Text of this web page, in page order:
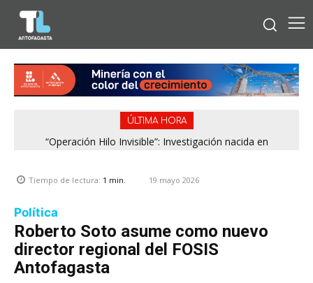
ÚLTIMA HORA
“Operación Hilo Invisible”: Investigación nacida en
Tiempo de lectura: 1 min. 19 mayo 2026
Política
Roberto Soto asume como nuevo
director regional del FOSIS
Antofagasta